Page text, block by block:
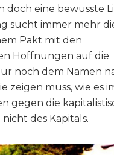
doch eine bewusste
sucht immer mehr
Pakt mit den
Hoffnungen auf die
noch dem Namen
zeigen muss, wie es
gegen die
des Kapitals.